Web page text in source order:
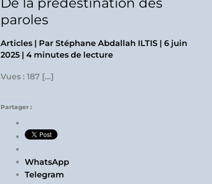
paroles
Articles | Par Stéphane Abdallah ILTIS | 6 juin
2025 | 4 minutes de lecture
Vues : 187 […]
Partager :
WhatsApp
Telegram